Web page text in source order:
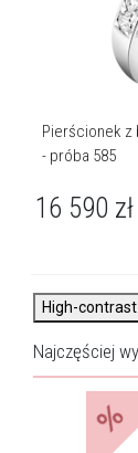
Pierścionek z
- próba 585
16 590 zł
High-
Najczęściej
%